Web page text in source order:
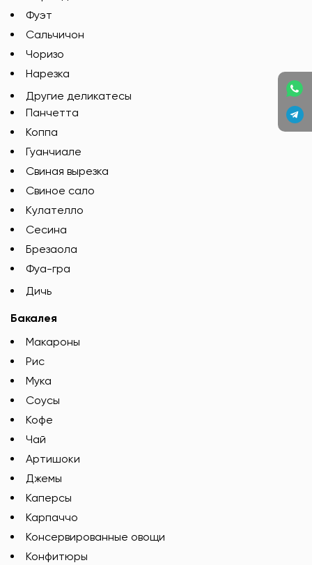
Фуэт
Сальчичон
Чоризо
Нарезка
Другие деликатесы
Панчетта
Коппа
Гуанчиале
Свиная вырезка
Свиное сало
Кулателло
Сесина
Брезаола
Фуа-гра
Дичь
Бакалея
Макароны
Рис
Мука
Соусы
Кофе
Чай
Артишоки
Джемы
Каперсы
Карпаччо
Консервированные овощи
Конфитюры